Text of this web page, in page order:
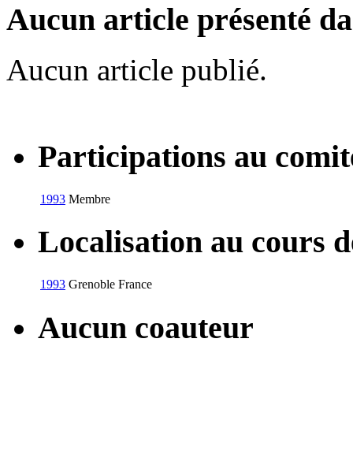
Aucun article présenté
Aucun article publié.
Participations au
1993 Membre
Localisation au cours
1993 Grenoble France
Aucun coauteur